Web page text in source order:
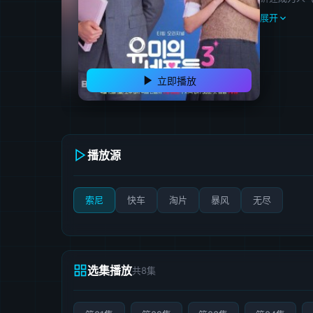
立即播放
展开
播放源
索尼 快车 淘片 暴风 无尽
选集播放共8集